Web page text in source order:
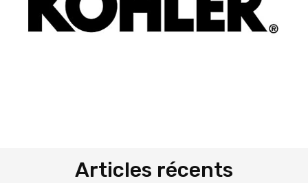
Articles récents